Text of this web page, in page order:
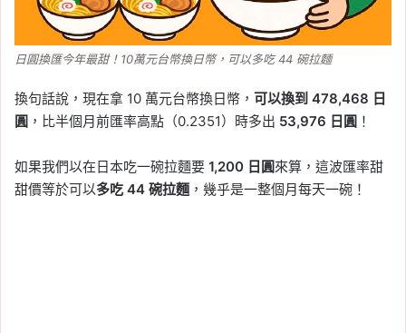
日圓換匯今年最甜！10萬元台幣換日幣，可以多吃 44 碗拉麵
換句話說，現在拿 10 萬元台幣換日幣， 可以換到 478,468 日
圓 ，比半個月前匯率高點（0.2351）時多出 53,976 日圓 ！
如果我們以在日本吃一碗拉麵要 1,200 日圓來算，這波匯率甜
甜價等於可以多吃 44 碗拉麵 ，幾乎是一整個月每天一碗！